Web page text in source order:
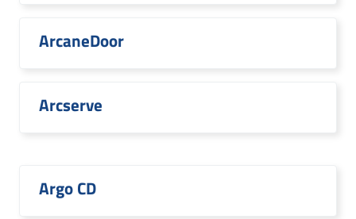
ArcaneDoor
Arcserve
Argo CD